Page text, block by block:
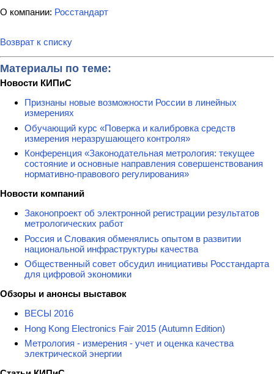
О компании: Росстандарт
Возврат к списку
Материалы по теме:
Новости КИПиС
Признаны новые возможности России в линейных
измерениях
Обучающий курс «Поверка и калибровка средств
измерения неразрушающего контроля»
Конференция «Законодательная метрология: текущее
состояние и основные направления совершенствования
нормативно-правового регулирования»
Новости компаний
Законопроект об электронной регистрации результатов
метрологических работ
Россия и Словакия обменялись опытом в развитии
национальной инфраструктуры качества
Общественный совет обсудил инициативы Росстандарта
для цифровой экономики
Обзоры и анонсы выставок
ВЕСЫ 2016
Hong Kong Electronics Fair 2015 (Autumn Edition)
Метрология - измерения - учет и оценка качества
электрической энергии